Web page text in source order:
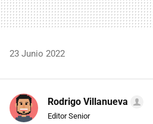
23 Junio 2022
Rodrigo Villanueva
Editor Senior